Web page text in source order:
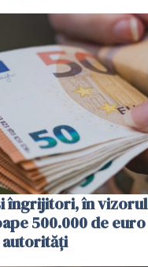
îngrijitori, în
500.000 de
autorități